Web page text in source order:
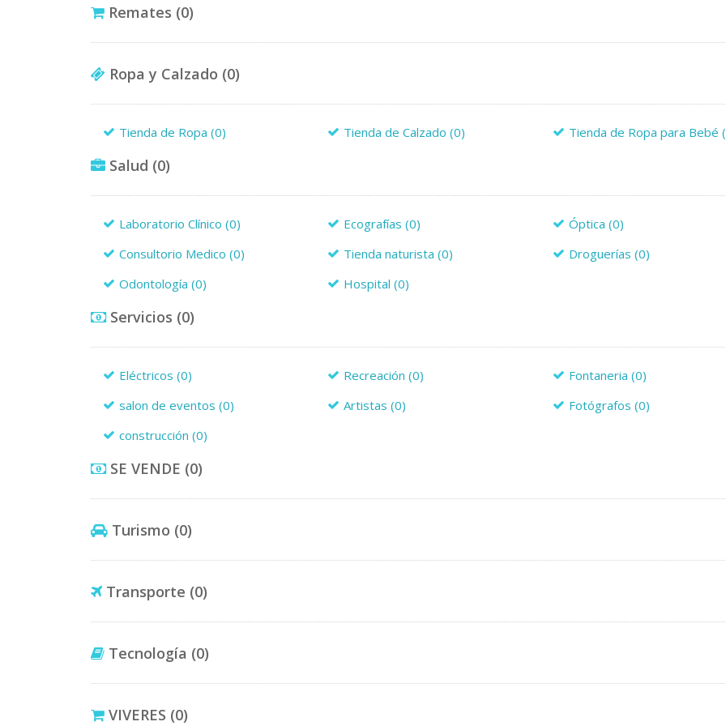
Remates (0)
Ropa y Calzado (0)
Tienda de Ropa (0) Tienda de Calzado (0) Tienda de Ropa para Bebé
Salud (0)
Laboratorio Clínico (0) Ecografías (0) Óptica
(0)
Consultorio Medico
(0) Tienda naturista (0) Droguerías
(0)
Odontología
(0) Hospital (0)
Servicios (0)
Eléctricos (0) Recreación (0) Fontaneria
(0)
salon de eventos
(0) Artistas (0) Fotógrafos
(0)
construcción
(0)
SE VENDE (0)
Turismo (0)
Transporte (0)
Tecnología (0)
VIVERES (0)